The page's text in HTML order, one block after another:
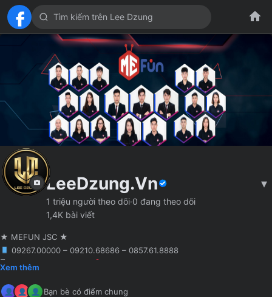
LeeDzung.Vn ▾
1 triệu người theo dõi·0 đang theo dõi
1,4K bài viết
★ MEFUN JSC ★
09267.00000 – 09210.68686 – 0857.61.8888
🖥 Agency truyền thông
leedzung.vn
Xem thêm
Bạn bè có điểm chung